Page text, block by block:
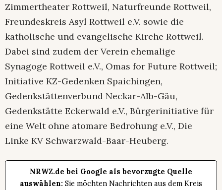
Zimmertheater Rottweil, Naturfreunde Rottweil,
Freundeskreis Asyl Rottweil e.V. sowie die
katholische und evangelische Kirche Rottweil.
Dabei sind zudem der Verein ehemalige
Synagoge Rottweil e.V., Omas for Future Rottweil;
Initiative KZ-Gedenken Spaichingen,
Gedenkstättenverbund Neckar-Alb-Gäu,
Gedenkstätte Eckerwald e.V., Bürgerinitiative für
eine Welt ohne atomare Bedrohung e.V., Die
Linke KV Schwarzwald-Baar-Heuberg.
NRWZ.de bei Google als bevorzugte Quelle
auswählen: Sie möchten Nachrichten aus dem Kreis